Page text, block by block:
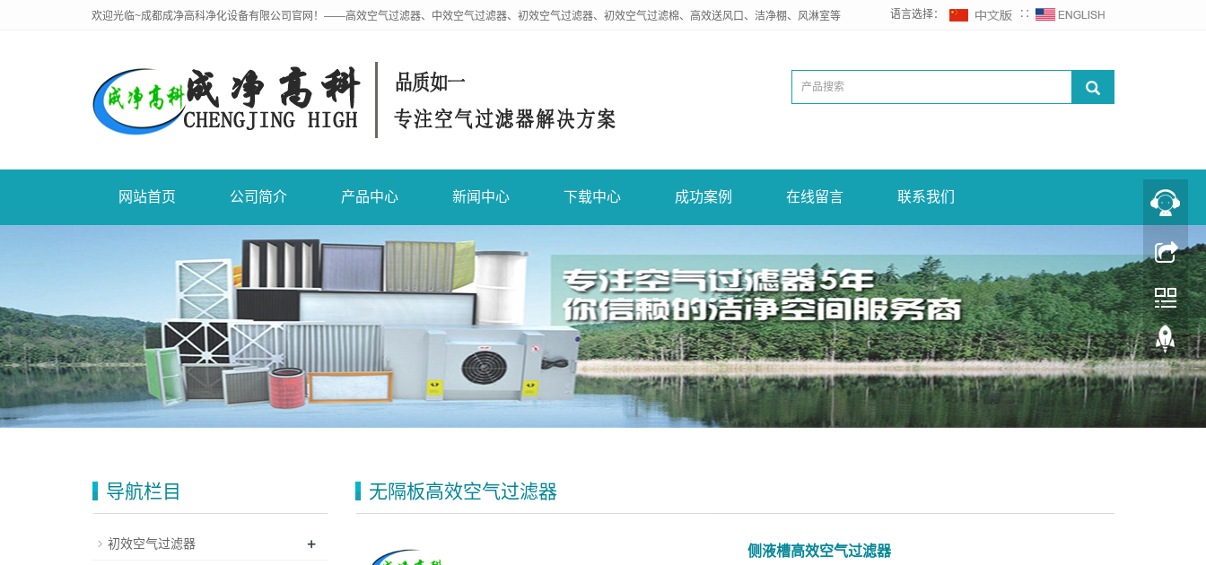
欢迎光临~成都成净高科净化设备有限公司官网！——高效空气过滤器、中效空气过滤器、初效空气过滤器、初效空气过滤棉、高效送风口、洁净棚、风淋室等 语言选择： ∷
网站首页 公司简介 产品中心 新闻中心 下载中心 成功案例 在线留言 联系我们
无隔板高效空气过滤器
侧液槽高效空气过滤器
导航栏目
初效空气过滤器 +